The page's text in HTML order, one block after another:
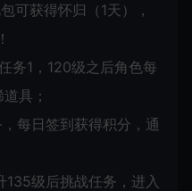
可获得怀归（1天），
务1，120级之后角色每
具；
每日签到获得积分，通
级后挑战任务，进入